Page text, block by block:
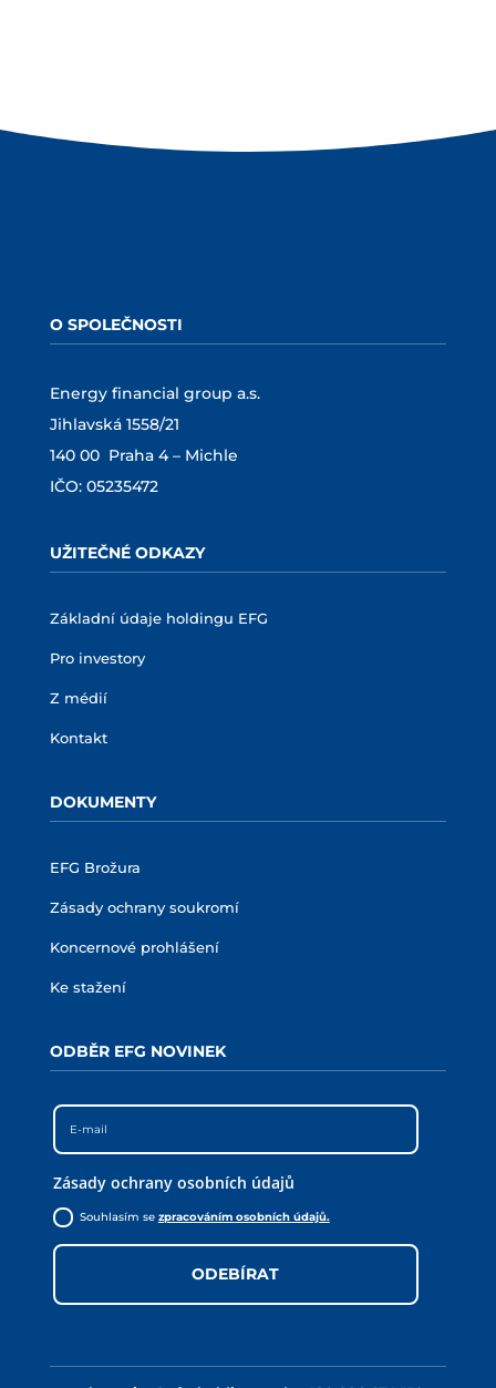
O SPOLEČNOSTI
Energy financial group a.s.
Jihlavská 1558/21
140 00 Praha 4 – Michle
IČO: 05235472
UŽITEČNÉ ODKAZY
Základní údaje holdingu EFG
Pro investory
Z médií
Kontakt
DOKUMENTY
EFG Brožura
Zásady ochrany soukromí
Koncernové prohlášení
Ke stažení
ODBĚR EFG NOVINEK
Zásady ochrany osobních údajů
Souhlasím se zpracováním osobních údajů.
ODEBÍRAT